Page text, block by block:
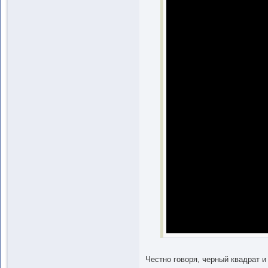
Честно говоря, черный квадрат и